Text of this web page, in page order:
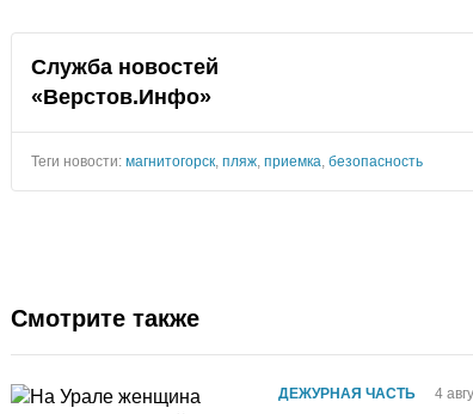
Служба новостей
«Верстов.Инфо»
Теги новости: магнитогорск пляж приемка безопасность
Смотрите также
ДЕЖУРНАЯ ЧАСТЬ 4